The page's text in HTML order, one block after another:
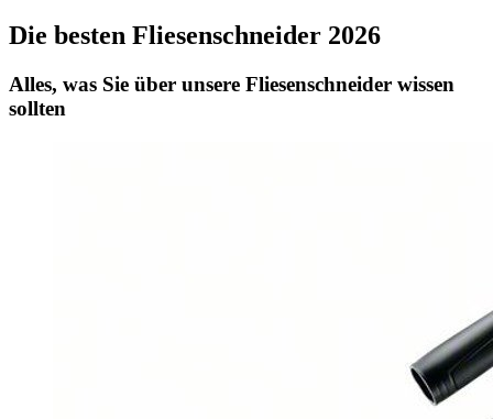
Die besten Fliesenschneider 2026
Alles, was Sie über unsere Fliesenschneider wissen
sollten